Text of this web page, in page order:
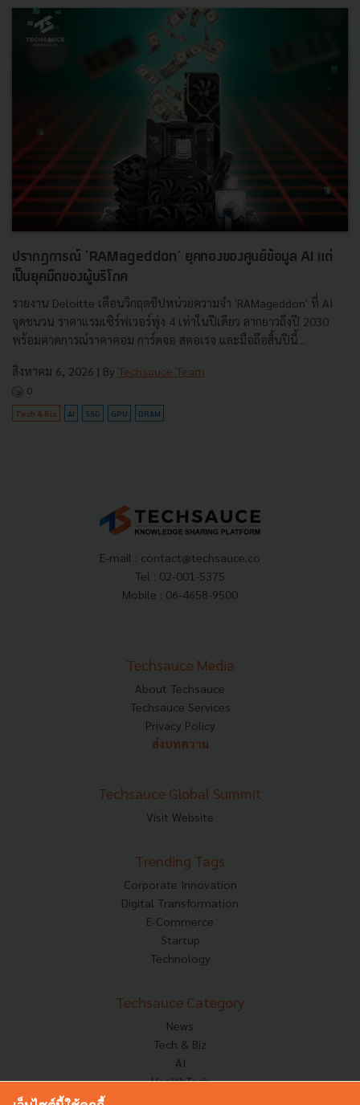
ปรากฏการณ์ ‘RAMageddon’ ยุคทองของศูนย์ข้อมูล AI แต่
เป็นยุคมืดของผู้บริโภค
รายงาน Deloitte เตือนวิกฤตชิปหน่วยความจำ 'RAMageddon' ที่ AI
จุดชนวน ราคาแรมเซิร์ฟเวอร์พุ่ง 4 เท่าในปีเดียว ลากยาวถึงปี 2030
พร้อมคาดการณ์ราคาคอม การ์ดจอ สตอเรจ และมือถือสิ้นปีนี้...
สิงหาคม 6, 2026 | By Techsauce Team
0
Tech & Biz AI SSD GPU DRAM
E-mail : contact@techsauce.co
Tel : 02-001-5375
Mobile : 06-4658-9500
Techsauce Media
About Techsauce
Techsauce Services
Privacy Policy
ส่งบทความ
Techsauce Global Summit
Visit Website
Trending Tags
Corporate Innovation
Digital Transformation
E-Commerce
Startup
Technology
Techsauce Category
News
Tech & Biz
AI
HealthTech